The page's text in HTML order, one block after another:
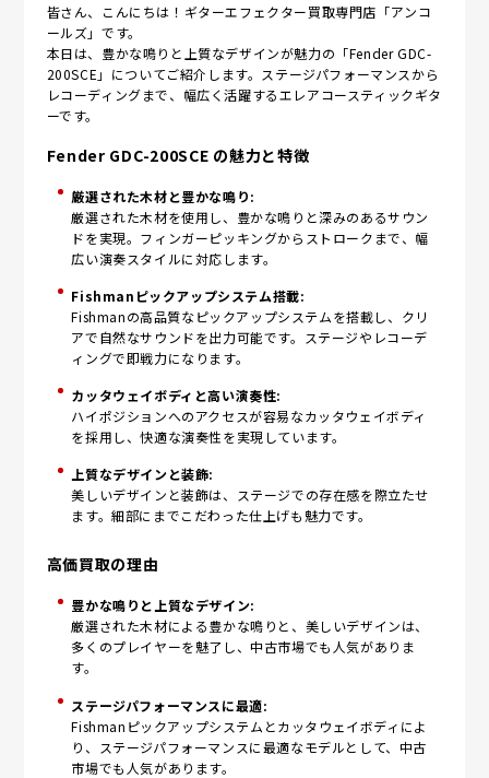
皆さん、こんにちは！ギターエフェクター買取専門店「アンコ
ールズ」です。
本日は、豊かな鳴りと上質なデザインが魅力の「Fender GDC-
200SCE」についてご紹介します。ステージパフォーマンスから
レコーディングまで、幅広く活躍するエレアコースティックギタ
ーです。
Fender GDC-200SCE の魅力と特徴
厳選された木材と豊かな鳴り:
厳選された木材を使用し、豊かな鳴りと深みのあるサウン
ドを実現。フィンガーピッキングからストロークまで、幅
広い演奏スタイルに対応します。
Fishmanピックアップシステム搭載:
Fishmanの高品質なピックアップシステムを搭載し、クリ
アで自然なサウンドを出力可能です。ステージやレコーデ
ィングで即戦力になります。
カッタウェイボディと高い演奏性:
ハイポジションへのアクセスが容易なカッタウェイボディ
を採用し、快適な演奏性を実現しています。
上質なデザインと装飾:
美しいデザインと装飾は、ステージでの存在感を際立たせ
ます。細部にまでこだわった仕上げも魅力です。
高価買取の理由
豊かな鳴りと上質なデザイン:
厳選された木材による豊かな鳴りと、美しいデザインは、
多くのプレイヤーを魅了し、中古市場でも人気がありま
す。
ステージパフォーマンスに最適:
Fishmanピックアップシステムとカッタウェイボディによ
り、ステージパフォーマンスに最適なモデルとして、中古
市場でも人気があります。